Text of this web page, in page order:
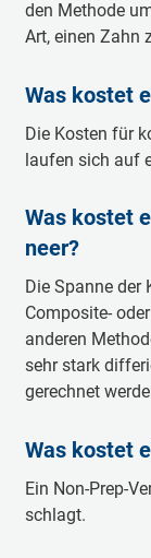
den Me­tho­de
Art, ei­nen Zahn
Was kos­tet
Die Kos­ten für
lau­fen sich auf
Was kos­tet
neer?
Die Span­ne der
Com­po­si­te-
an­de­ren
sehr stark
ge­rech­net
Was kos­tet
Ein Non-­Prep-­
schlagt.